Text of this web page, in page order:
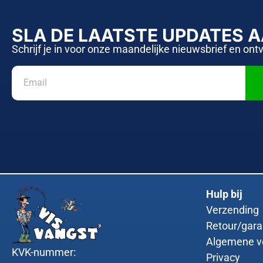
SLA DE LAATSTE UPDATES
Schrijf je in voor onze maandelijke nieuwsbrief en
KVK-nummer:
Hulp bij
Verzending
Retour/
Algemene
Privacy